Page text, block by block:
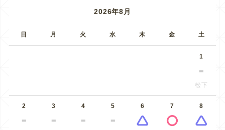
2026年8月
日 月 火 水 木 金 土
1
松下
2 3 4 5 6 7 8